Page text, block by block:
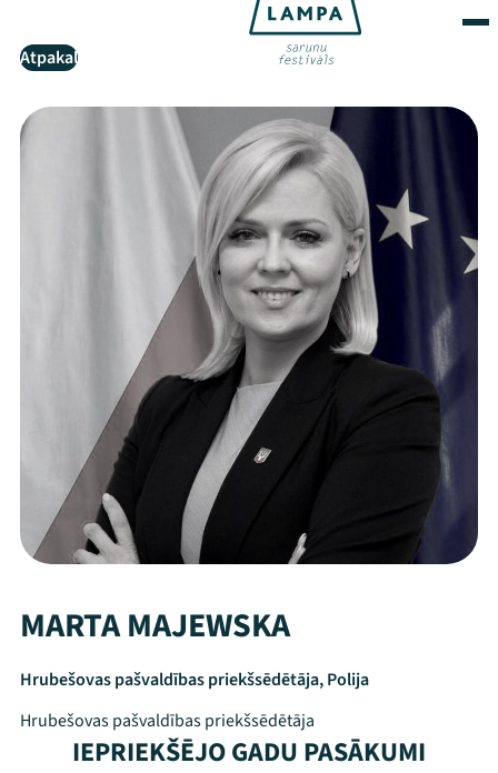
Atpakaļ
MARTA MAJEWSKA
Hrubešovas pašvaldības priekšsēdētāja, Polija
Hrubešovas pašvaldības priekšsēdētāja
IEPRIEKŠĒJO GADU PASĀKUMI